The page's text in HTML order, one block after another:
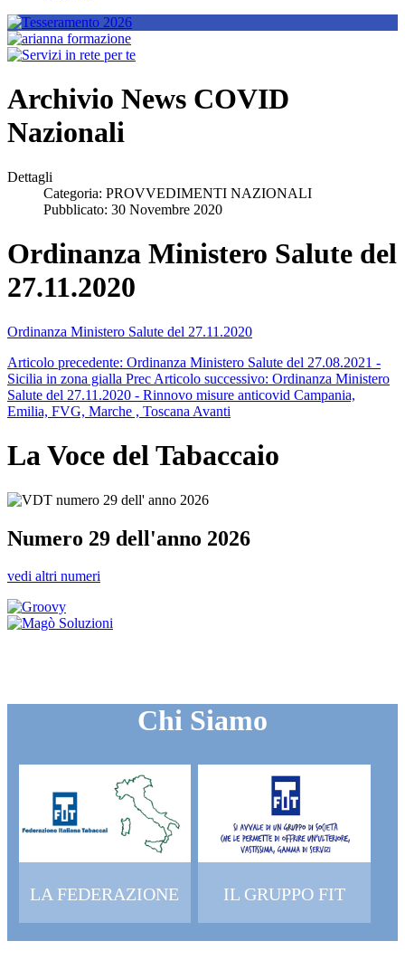
Archivio News COVID
Nazionali
Dettagli
Categoria: PROVVEDIMENTI NAZIONALI
Pubblicato: 30 Novembre 2020
Ordinanza Ministero Salute del
27.11.2020
Ordinanza Ministero Salute del 27.11.2020
Articolo precedente: Ordinanza Ministero Salute del 27.08.2021 -
Sicilia in zona gialla Prec Articolo successivo: Ordinanza Ministero
Salute del 27.11.2020 - Rinnovo misure anticovid Campania,
Emilia, FVG, Marche , Toscana Avanti
La Voce del Tabaccaio
Numero 29 dell'anno 2026
vedi altri numeri
Chi Siamo
LA FEDERAZIONE IL GRUPPO FIT